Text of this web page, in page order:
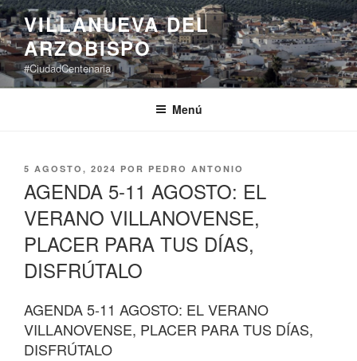
Saltar
al
contenido
VILLANUEVA DEL
ARZOBISPO
#CiudadCentenaria
Menú
PUBLICADO
5 AGOSTO, 2024 POR PEDRO ANTONIO
AGENDA 5-11 AGOSTO: EL
VERANO VILLANOVENSE,
PLACER PARA TUS DÍAS,
DISFRÚTALO
AGENDA 5-11 AGOSTO: EL VERANO
VILLANOVENSE, PLACER PARA TUS DÍAS,
DISFRÚTALO